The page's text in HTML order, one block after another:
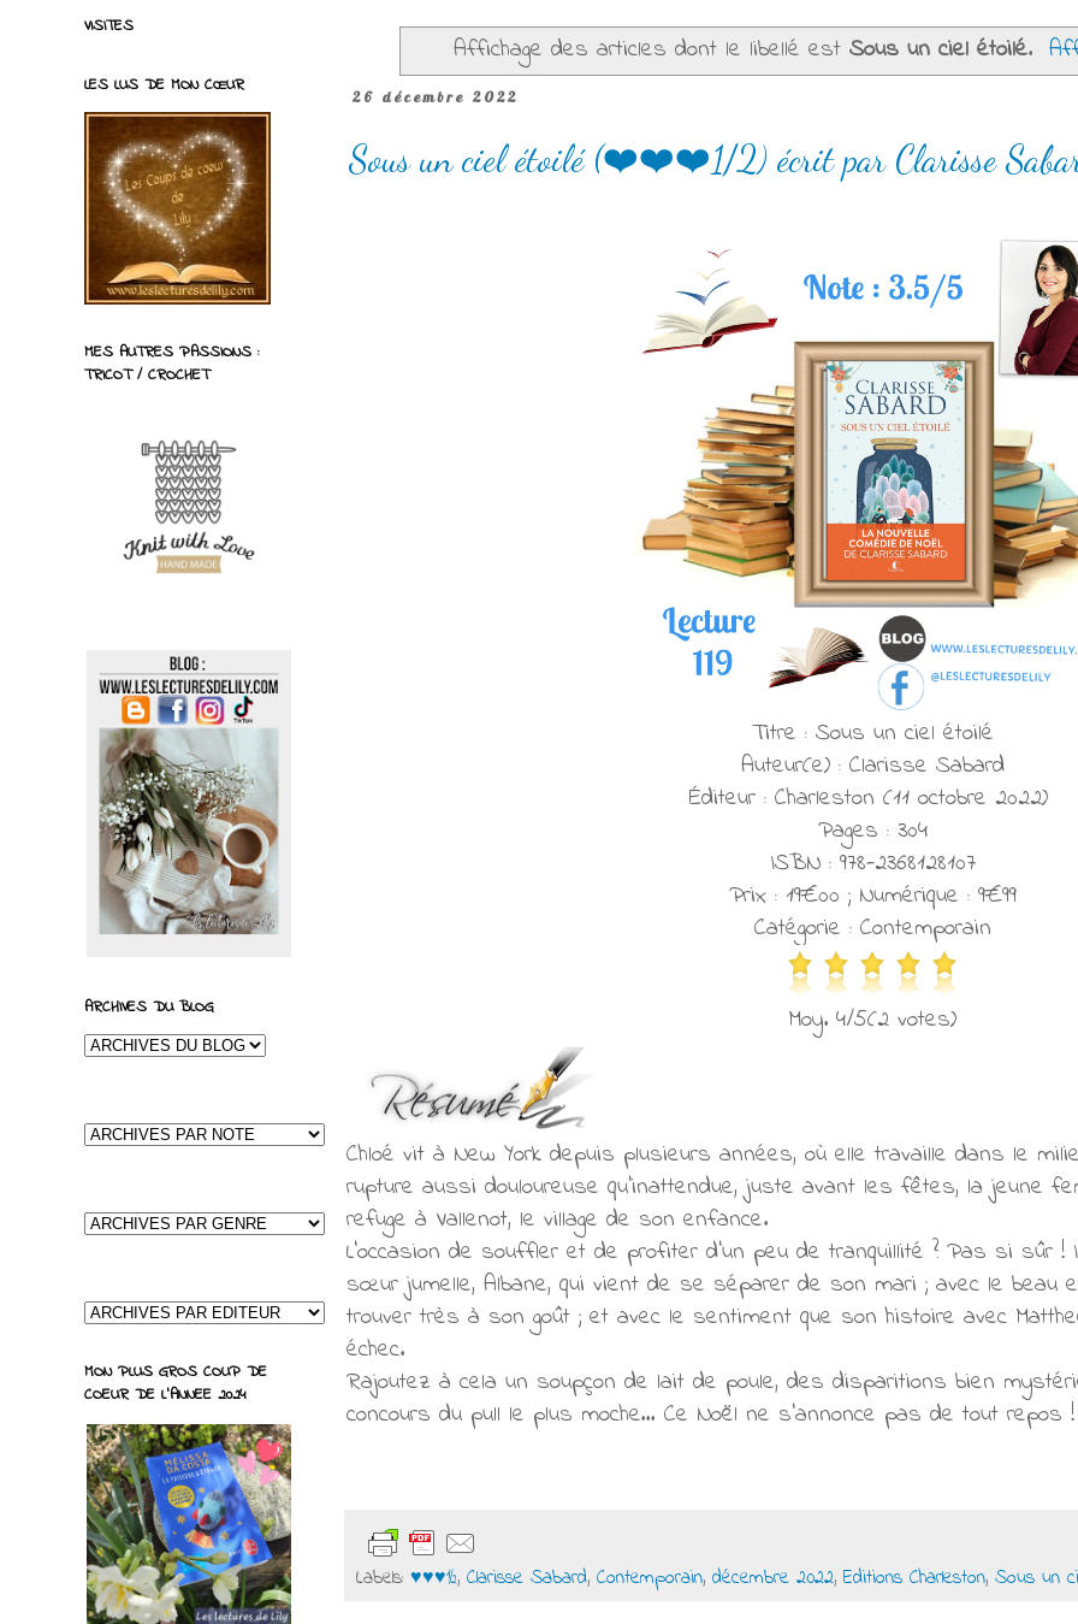
Affichage des articles dont le libellé est Sous un ciel étoilé.
26 décembre 2022
Sous un ciel étoilé (❤️❤️❤️1/2) écrit par Clarisse
Titre : Sous un ciel étoilé
Auteur(e) : Clarisse Sabard
Éditeur : Charleston (11 octobre 2022)
Pages : 304
ISBN : 978-2368128107
Prix : 19€00 ; Numérique : 9€99
Catégorie : Contemporain
Moy. 4/5(2 votes)
Chloé vit à New York depuis plusieurs années, où elle travaille dans le
rupture aussi douloureuse qu’inattendue, juste avant les fêtes, la jeune
refuge à Vallenot, le village de son enfance.
L’occasion de souffler et de profiter d’un peu de tranquillité ? Pas si sûr
sœur jumelle, Albane, qui vient de se séparer de son mari ; avec le beau
trouver très à son goût ; et avec le sentiment que son histoire avec
échec.
Rajoutez à cela un soupçon de lait de poule, des disparitions bien
concours du pull le plus moche… Ce Noël ne s’annonce pas de tout repos !
Labels: ♥♥♥½, Clarisse Sabard, Contemporain, décembre 2022, Editions Charleston, Sous un
VISITES
LES LUS DE MON CŒUR
MES AUTRES PASSIONS :
TRICOT / CROCHET
ARCHIVES DU BLOG
MON PLUS GROS COUP DE
COEUR DE L'ANNEE 2024